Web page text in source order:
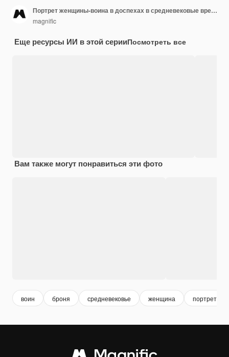
Портрет женщины-воина в доспехах в средневековые времена
magnific
Еще ресурсы ИИ в этой серииПосмотреть все
Вам также могут понравиться эти фото
воин броня средневековье женщина портрет